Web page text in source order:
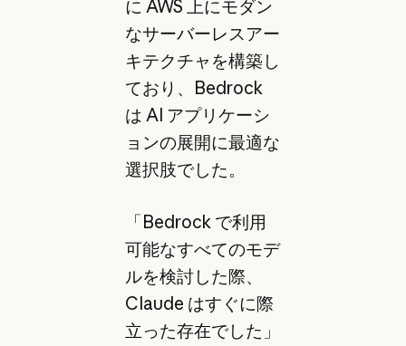
に AWS 上にモダン
なサーバーレスアー
キテクチャを構築し
ており、Bedrock
は AI アプリケーシ
ョンの展開に最適な
選択肢でした。
「Bedrock で利用
可能なすべてのモデ
ルを検討した際、
Claude はすぐに際
立った存在でした」